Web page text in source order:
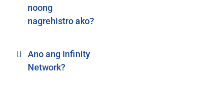
noong
nagrehistro ako?
Ano ang Infinity
Network?